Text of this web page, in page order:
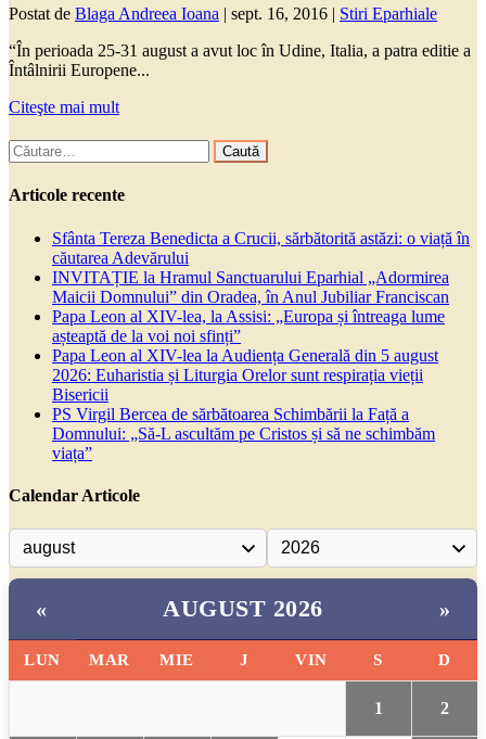
Postat de Blaga Andreea Ioana | sept. 16, 2016 | Stiri Eparhiale
“În perioada 25-31 august a avut loc în Udine, Italia, a patra editie a
Întâlnirii Europene...
Citeşte mai mult
Caută
după:
Articole recente
Sfânta Tereza Benedicta a Crucii, sărbătorită astăzi: o viață în
căutarea Adevărului
INVITAȚIE la Hramul Sanctuarului Eparhial „Adormirea
Maicii Domnului” din Oradea, în Anul Jubiliar Franciscan
Papa Leon al XIV-lea, la Assisi: „Europa și întreaga lume
așteaptă de la voi noi sfinți”
Papa Leon al XIV-lea la Audiența Generală din 5 august
2026: Euharistia și Liturgia Orelor sunt respirația vieții
Bisericii
PS Virgil Bercea de sărbătoarea Schimbării la Față a
Domnului: „Să-L ascultăm pe Cristos și să ne schimbăm
viața”
Calendar Articole
« AUGUST 2026 »
LUN MAR MIE J VIN S D
1 2